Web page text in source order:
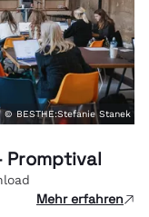
© BESTHE:Stefanie Stanek
Promptival
Mehr erfahren